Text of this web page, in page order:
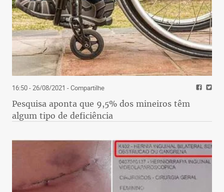
16:50 - 26/08/2021 - Compartilhe
Pesquisa aponta que 9,5% dos mineiros têm
algum tipo de deficiência